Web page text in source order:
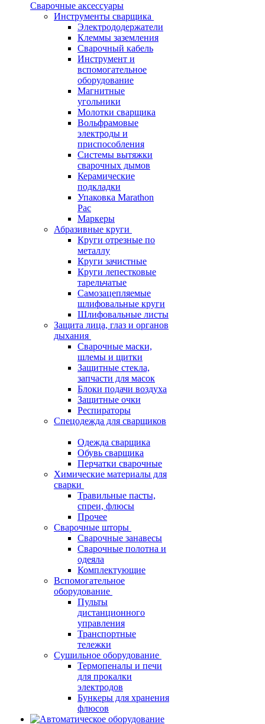
Сварочные аксессуары
Инструменты сварщика
Электрододержатели
Клеммы заземления
Сварочный кабель
Инструмент и
вспомогательное
оборудование
Магнитные
угольники
Молотки сварщика
Вольфрамовые
электроды и
приспособления
Системы вытяжки
сварочных дымов
Керамические
подкладки
Упаковка Marathon
Pac
Маркеры
Абразивные круги
Круги отрезные по
металлу
Круги зачистные
Круги лепестковые
тарельчатые
Самозацепляемые
шлифовальные круги
Шлифовальные листы
Защита лица, глаз и органов
дыхания
Сварочные маски,
шлемы и щитки
Защитные стекла,
запчасти для масок
Блоки подачи воздуха
Защитные очки
Респираторы
Спецодежда для сварщиков
Одежда сварщика
Обувь сварщика
Перчатки сварочные
Химические материалы для
сварки
Травильные пасты,
спреи, флюсы
Прочее
Сварочные шторы
Сварочные занавесы
Сварочные полотна и
одеяла
Комплектующие
Вспомогательное
оборудование
Пульты
дистанционного
управления
Транспортные
тележки
Сушильное оборудование
Термопеналы и печи
для прокалки
электродов
Бункеры для хранения
флюсов